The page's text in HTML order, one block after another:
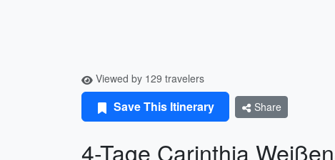
Viewed by 129 travelers
Save This Itinerary Share
4-Tage Carinthia